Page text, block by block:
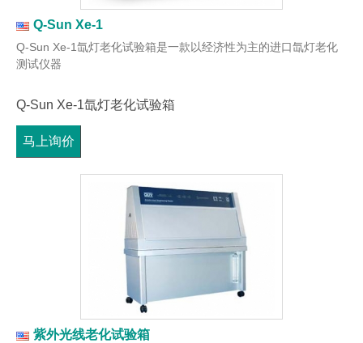
Q-Sun Xe-1
Q-Sun Xe-1氙灯老化试验箱是一款以经济性为主的进口氙灯老化
测试仪器
Q-Sun Xe-1氙灯老化试验箱
马上询价
紫外光线老化试验箱